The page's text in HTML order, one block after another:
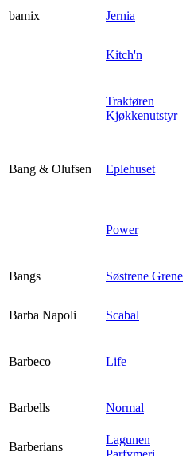
bamix
Jernia
Kitch'n
Traktøren
Kjøkkenutstyr
Bang & Olufsen Eplehuset
Power
Bangs
Søstrene Grene
Barba Napoli Scabal
Barbeco Life
Barbells Normal
Barberians
Lagunen